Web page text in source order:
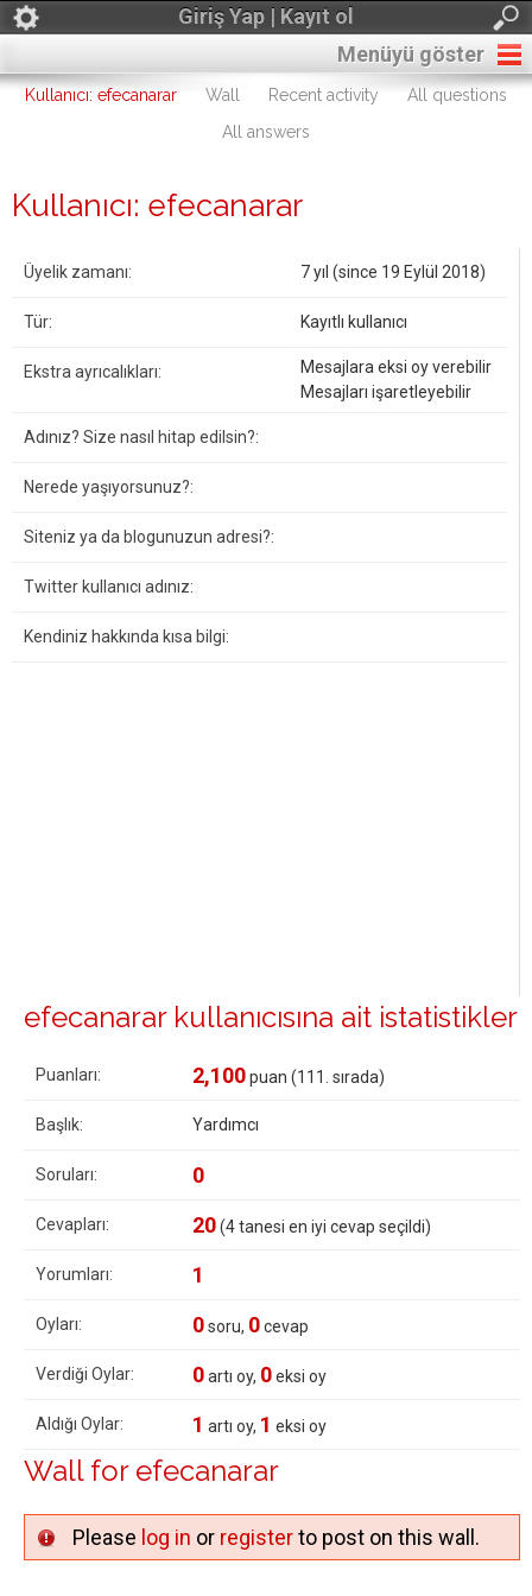
Giriş Yap | Kayıt ol
Menüyü göster
Kullanıcı: efecanarar Wall Recent activity
All questions
All answers
Kullanıcı: efecanarar
Üyelik zamanı: 7 yıl (since 19 Eylül 2018)
Tür: Kayıtlı kullanıcı
Ekstra ayrıcalıkları:
Mesajlara eksi oy verebilir
Mesajları işaretleyebilir
Adınız? Size nasıl hitap edilsin?:
Nerede yaşıyorsunuz?:
Siteniz ya da blogunuzun adresi?:
Twitter kullanıcı adınız:
Kendiniz hakkında kısa bilgi:
efecanarar kullanıcısına ait istatistikler
Puanları: 2,100puan (111 . sırada)
Başlık: Yardımcı
Soruları: 0
Cevapları: 20(4tanesi en iyi cevap seçildi)
Yorumları: 1
Oyları: 0soru, 0cevap
Verdiği Oylar: 0artı oy, 0eksi oy
Aldığı Oylar: 1 artı oy, 1 eksi oy
Wall for efecanarar
Please log in or registerto post on this wall.